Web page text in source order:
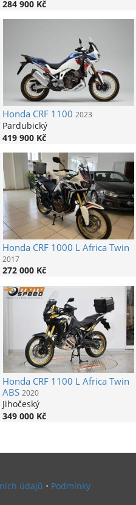
284 900 Kč
HondaCRF 1100 2023
Pardubický
419 900 Kč
HondaCRF 1000 L Africa Twin
2017
272 000 Kč
HondaCRF 1100 L Africa Twin
ABS 2020
Jihočeský
349 000 Kč
údajů • Podmínky